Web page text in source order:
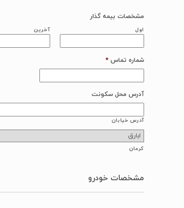
مشخصات بیمه گذار
اول آخرین
شماره تماس *
آدرس محل سکونت
آدرس خیابان
کرمان
مشخصات خودرو